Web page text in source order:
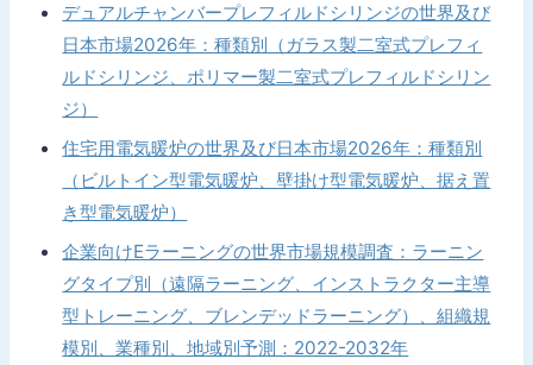
デュアルチャンバープレフィルドシリンジの世界及び
日本市場2026年：種類別（ガラス製二室式プレフィ
ルドシリンジ、ポリマー製二室式プレフィルドシリン
ジ）
住宅用電気暖炉の世界及び日本市場2026年：種類別
（ビルトイン型電気暖炉、壁掛け型電気暖炉、据え置
き型電気暖炉）
企業向けEラーニングの世界市場規模調査：ラーニン
グタイプ別（遠隔ラーニング、インストラクター主導
型トレーニング、ブレンデッドラーニング）、組織規
模別、業種別、地域別予測：2022-2032年